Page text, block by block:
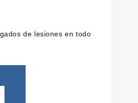
de lesiones en todo